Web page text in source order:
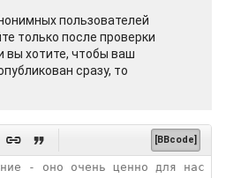
пользователей
только после проверки
вы хотите, чтобы ваш
сразу, то
  [BBcode]